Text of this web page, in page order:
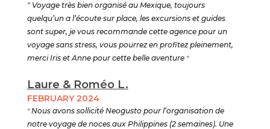
" Voyage très bien organisé au Mexique, toujours
quelqu’un a l’écoute sur place, les excursions et guides
sont super, je vous recommande cette agence pour un
voyage sans stress, vous pourrez en profitez pleinement,
merci Iris et Anne pour cette belle aventure"
Laure & Roméo L.
FEBRUARY 2024
"Nous avons sollicité Neogusto pour l’organisation de
notre voyage de noces aux Philippines (2 semaines). Une